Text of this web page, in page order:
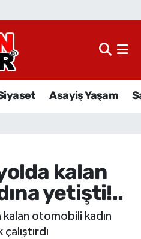
Asayiş Yaşam
kalan
yetişti!..
otomobili kadın